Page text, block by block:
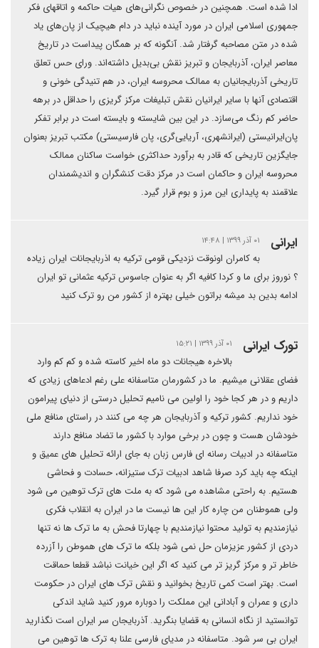
ادا شده است. همچنین در خصوص نگرانی‌های هیات حاکمه و اتاقهای فکر
جمهوری اسلامی ایران در مورد آینده نباید در دام هیچیک از پان‌های یاد
شده در متن مصاحبه گرفتار شد. آنگونه که بر همگان پیداست در تاریخ
معاصر ایران، آذربایجان و تبریز نقش بی‌بدیل داشته‌اند. ورای حس تعلق
تاریخی آذربایجانیان به ممالک محروسه ایران، در هم تنیدگی خونی و
اقتصادی آنها با سایر ایرانیان نقش تبلیغات مرکز گریزی را حداقل در برهه
حاضر کم رنگ می‌سازد. در این بین شایسته و بایسته است در برابر تفکر
پان‌ایرانیستی (ایرانشهری، آریایی‌گری، پان فارسیستی) مکتب تبریز بعنوان
جایگزین تاریخی که قادر به برآورد حداکثری خواست ساکنان ممالک
محروسه ایران و حاکمان است در مرکز دقت کنشگران و اندیشمندان
علاقمند به پایداری این مرز و بوم قرار گیرد.
ایرانی ۰۱ آذر ۱۳۹۹ | ۱۴:۴۸
به کامران اونوقت نزدیکی قومی ترکیه به اذربایجانات ایران زیاده
؟ نوروز برای ما و کردا کافیه اگر به عنوان جاسوس ترکیه عثمانی تو ایران
ادامه بدین بد میشه براتون خیلی بهتره از کشور من رو ترک کنید
تورک ایرانی ۰۱ آذر ۱۳۹۹ | ۱۵:۲۱
بالاخره هیجانات دو ماه اخیر کاسته شده و کم کم وارد
فضای عقلانی میشیم. ما در کشورمان متاسفانه علی رغم ادعاهای زیادی که
داریم و در هر کجا خود را اولین می نامیم تحلیل درستی از دنیای پیرامون
خود نداریم. کشور ترکیه و آذربایجان هر چه می کنند در راستای منافع ملی
خودشان هست و چون در برخی موارد با کشور ما تضاد منافع دارند
متاسفانه در ادبیات رسانه ای فارس زبان به جای ارائه تحلیل های عمیق و
اینکه چه باید کرد صرفا شاهد ادبیات ترک ستیزانه، حسادت و فحاشی
هستیم. به راحتی مشاهده می شود که به ملت های ترک توهین می شود
ولی هموطنان من چاره کار این ها نیست ما در ایران به انقلاب فکری
نیازمندیم به تولید محتوا نیازمندیم با چهارتا فحش به ما ترک ها نه تنها
دردی از کشور عزیزمان حل نمی شود بلکه ما ترک های هموطن را آزرده
خاطر تر و مرکز گریز تر می کنید که اگر این خیانت نباشد قطعا حماقت
است. بهتر است کمی تاریخ بخوانید و نقش ترک های ایران در حکومت
داری و عمران و آبادانی این مملکت را دوباره مرور کنید شاید اندکی
توانستید از نگاه انسانی به قضایا بنگرید. آذربایجان سر ایران است نگذارید
ایران بی سر شود. متاسفانه در مدیای فارسی علنا به ترک ها توهین می